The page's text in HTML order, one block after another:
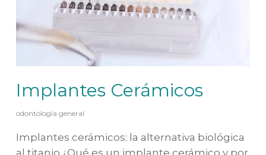
Implantes Cerámicos
odontología general
Implantes cerámicos: la alternativa biológica
al titanio ¿Qué es un implante cerámico y por